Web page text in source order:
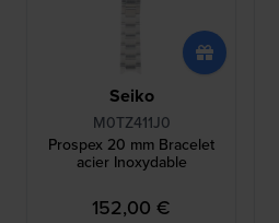
Seiko
M0TZ411J0
Prospex 20 mm Bracelet
acier Inoxydable
152,00 €